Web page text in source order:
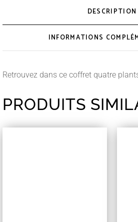
DESCRIPTION
INFORMATIONS
Retrouvez dans ce coffret quatre
PRODUITS